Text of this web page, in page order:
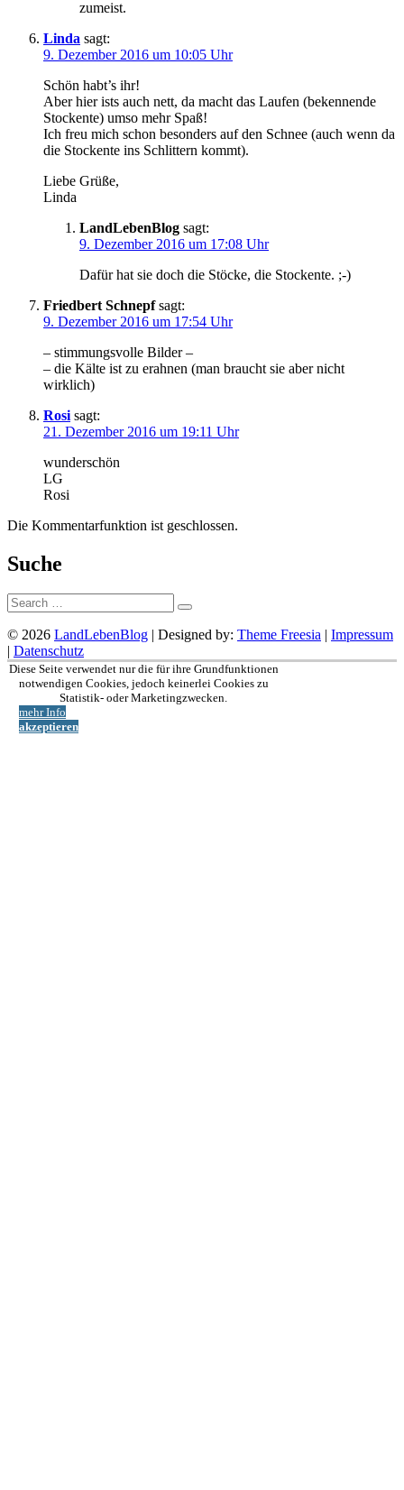
zumeist.
Linda sagt:
9. Dezember 2016 um 10:05 Uhr
Schön habt’s ihr!
Aber hier ists auch nett, da macht das Laufen (bekennende
Stockente) umso mehr Spaß!
Ich freu mich schon besonders auf den Schnee (auch wenn da
die Stockente ins Schlittern kommt).
Liebe Grüße,
Linda
LandLebenBlog sagt:
9. Dezember 2016 um 17:08 Uhr
Dafür hat sie doch die Stöcke, die Stockente. ;-)
Friedbert Schnepf sagt:
9. Dezember 2016 um 17:54 Uhr
– stimmungsvolle Bilder –
– die Kälte ist zu erahnen (man braucht sie aber nicht
wirklich)
Rosi sagt:
21. Dezember 2016 um 19:11 Uhr
wunderschön
LG
Rosi
Die Kommentarfunktion ist geschlossen.
Suche
Suche:
© 2026 LandLebenBlog | Designed by: Theme Freesia | Impressum
| Datenschutz
Nach
oben
Diese Seite verwendet nur die für ihre Grundfunktionen
notwendigen Cookies, jedoch keinerlei Cookies zu
Statistik- oder Marketingzwecken.
mehr Info
akzeptieren